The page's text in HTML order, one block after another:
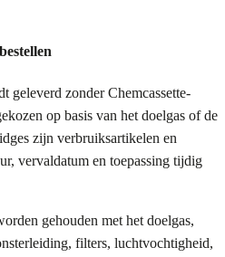
zonder Chemcassette-
op basis van het doelgas of de
zijn verbruiksartikelen en
vervaldatum en toepassing tijdig
gehouden met het doelgas,
filters, luchtvochtigheid,